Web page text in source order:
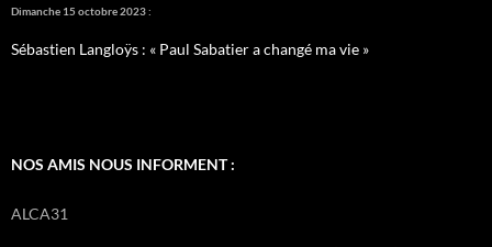
Dimanche 15 octobre 2023 :
Sébastien Langloÿs : « Paul Sabatier a changé ma vie »
NOS AMIS NOUS INFORMENT :
ALCA31